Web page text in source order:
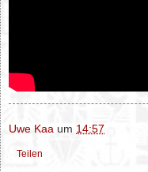
Uwe Kaa um 14:57
Teilen